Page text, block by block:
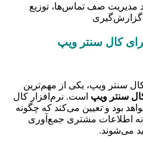
مدیریت صف تماس‌ها، توزیع
گزارش‌گیری
کال سنتر ویپ
سنتر ویپ، یکی از مهم‌ترین
سنتر ویپ است. نرم‌افزار کال
بود و تعیین می‌کند که چگونه
اطلاعات مشتری جمع‌آوری
می‌شوند.